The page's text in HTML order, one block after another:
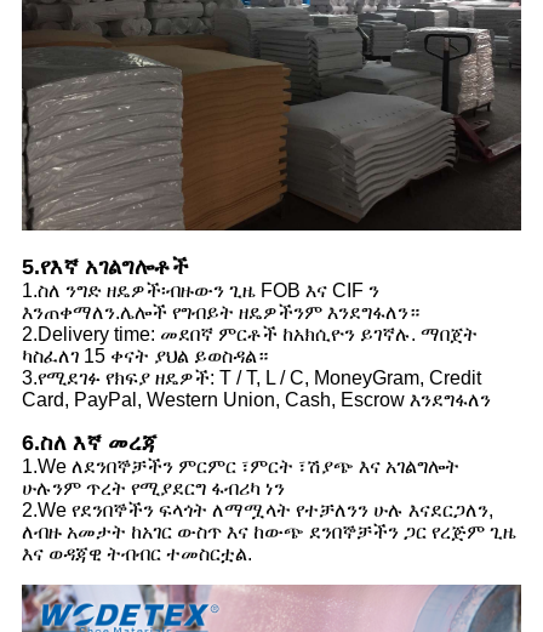
5.የእኛ አገልግሎቶች
1.ስለ ንግድ ዘዴዎች፡ብዙውን ጊዜ FOB እና CIF ን
እንጠቀማለን.ሌሎች የግብይት ዘዴዎችንም እንደግፋለን።
2.Delivery time: መደበኛ ምርቶች ከአክሲዮን ይገኛሉ. ማበጀት
ካስፈለገ 15 ቀናት ያህል ይወስዳል።
3.የሚደገፉ የክፍያ ዘዴዎች: T / T, L / C, MoneyGram, Credit
Card, PayPal, Western Union, Cash, Escrow እንደግፋለን
6.ስለ እኛ መረጃ
1.We ለደንበኞቻችን ምርምር ፣ምርት ፣ሽያጭ እና አገልግሎት
ሁሉንም ጥረት የሚያደርግ ፋብሪካ ነን
2.We የደንበኞችን ፍላጎት ለማሟላት የተቻለንን ሁሉ እናደርጋለን,
ለብዙ አመታት ከአገር ውስጥ እና ከውጭ ደንበኞቻችን ጋር የረጅም ጊዜ
እና ወዳጃዊ ትብብር ተመስርቷል.